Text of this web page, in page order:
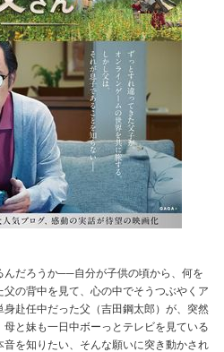
んだろうか──自分が子供の頃から、何を
の背中を見て、心の中でそうつぶやくア
赴任中だった父（吉田鋼太郎）が、突然
と妹も一日中ボーっとテレビを見ている
を知りたい、そんな願いに突き動かされ